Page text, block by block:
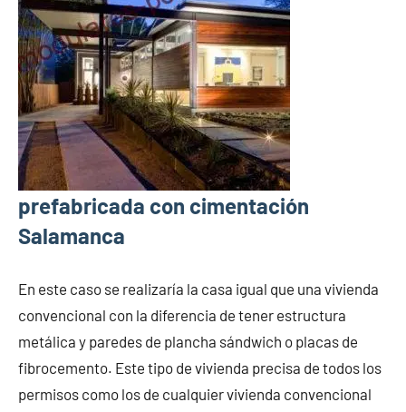
prefabricada con cimentación
Salamanca
En este caso se realizaría la casa igual que una vivienda
convencional con la diferencia de tener estructura
metálica y paredes de plancha sándwich o placas de
fibrocemento. Este tipo de vivienda precisa de todos los
permisos como los de cualquier vivienda convencional